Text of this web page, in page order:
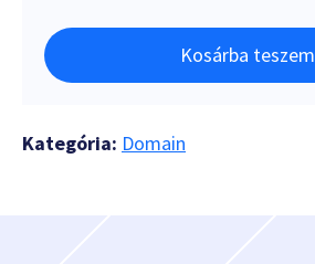
Kosárba teszem
Kategória: Domain